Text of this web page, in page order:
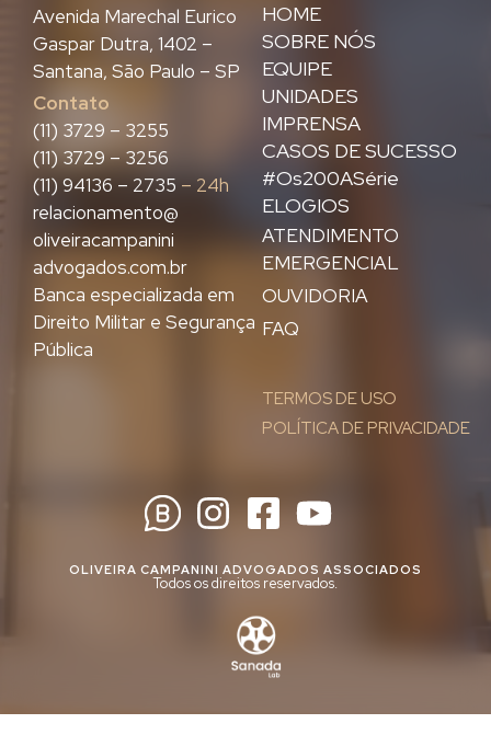
HOME
SOBRE NÓS
EQUIPE
UNIDADES
IMPRENSA
CASOS DE SUCESSO
#Os200ASérie
ELOGIOS
ATENDIMENTO
EMERGENCIAL
OUVIDORIA
FAQ
TERMOS DE USO
POLÍTICA DE PRIVACIDADE
Avenida Marechal Eurico
Gaspar Dutra, 1402 –
Santana, São Paulo – SP
Contato
(11) 3729 – 3255
(11) 3729 – 3256
(11) 94136 – 2735 – 24h
relacionamento@
oliveiracampanini
advogados.com.br
Banca especializada em
Direito Militar e Segurança
Pública
OLIVEIRA CAMPANINI ADVOGADOS ASSOCIADOS
Todos os direitos reservados.